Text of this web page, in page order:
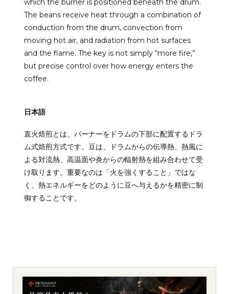
which the burner is positioned beneath the drum.
The beans receive heat through a combination of
conduction from the drum, convection from
moving hot air, and radiation from hot surfaces
and the flame. The key is not simply “more fire,”
but precise control over how energy enters the
coffee.
日本語
直火焙煎とは、バーナーをドラムの下部に配置するドラ
ム式焙煎方式です。豆は、ドラムからの伝導熱、熱風に
よる対流熱、高温面や炎からの輻射熱を組み合わせて受
け取ります。重要なのは「火を強くすること」ではな
く、熱エネルギーをどのように豆へ与えるかを精密に制
御することです。